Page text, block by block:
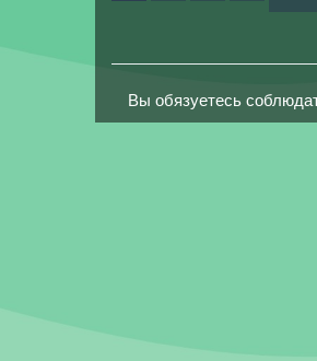
Вы обязуетесь